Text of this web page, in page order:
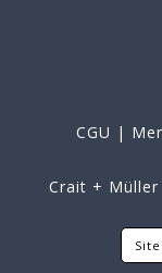
CGU |
Crait + Müller